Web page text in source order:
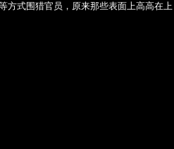
方式围猎官员，原来那些表面上高高在上